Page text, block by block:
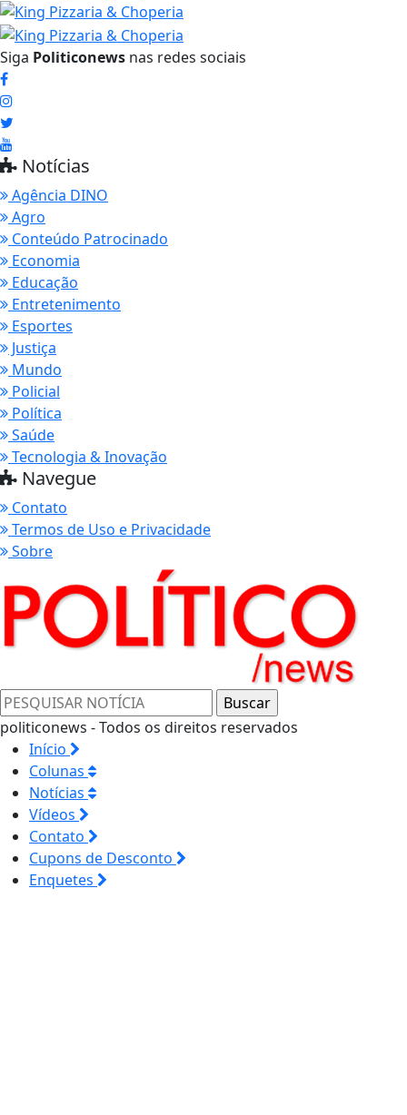
Siga Politiconews nas redes sociais
Notícias
Agência DINO
Agro
Conteúdo Patrocinado
Economia
Educação
Entretenimento
Esportes
Justiça
Mundo
Policial
Política
Saúde
Tecnologia & Inovação
Navegue
Contato
Termos de Uso e Privacidade
Sobre
politiconews - Todos os direitos reservados
Início
Colunas
Notícias
Vídeos
Contato
Cupons de Desconto
Enquetes